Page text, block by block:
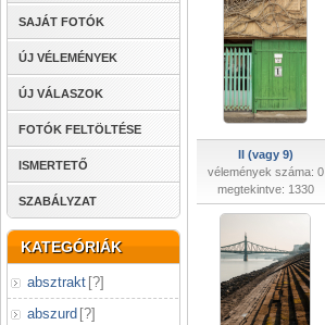
SAJÁT FOTÓK
ÚJ VÉLEMÉNYEK
ÚJ VÁLASZOK
FOTÓK FELTÖLTÉSE
ISMERTETŐ
SZABÁLYZAT
KATEGÓRIÁK
absztrakt [?]
abszurd [?]
II (vagy 9)
vélemények száma: 0
megtekintve: 1330